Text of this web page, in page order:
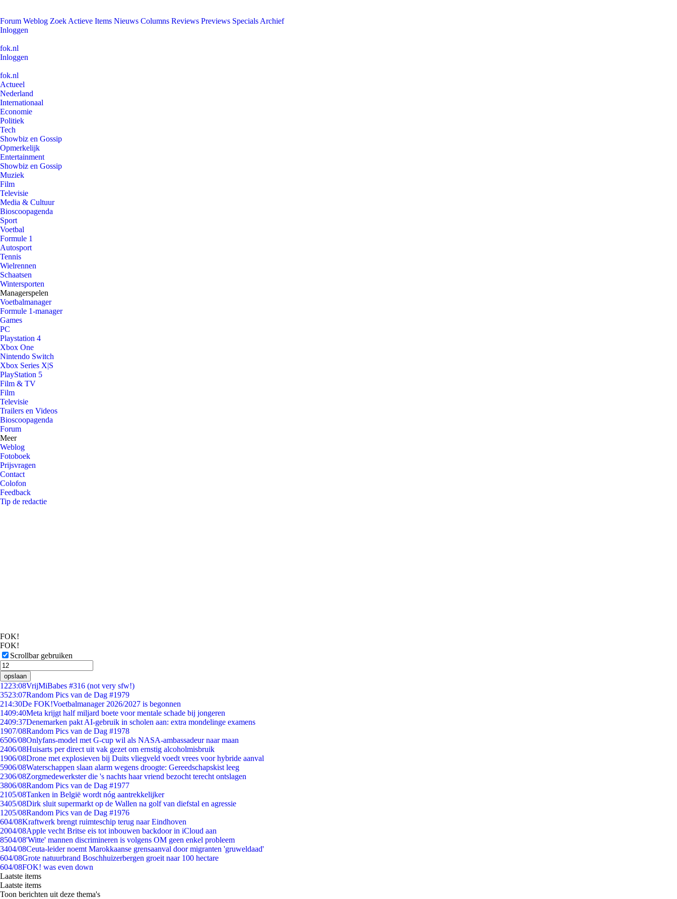
Forum Weblog Zoek Actieve Items Nieuws Columns Reviews Previews Specials Archief
Inloggen
fok.nl
Inloggen
fok.nl
Actueel
Nederland
Internationaal
Economie
Politiek
Tech
Showbiz en Gossip
Opmerkelijk
Entertainment
Showbiz en Gossip
Muziek
Film
Televisie
Media & Cultuur
Bioscoopagenda
Sport
Voetbal
Formule 1
Autosport
Tennis
Wielrennen
Schaatsen
Wintersporten
Managerspelen
Voetbalmanager
Formule 1-manager
Games
PC
Playstation 4
Xbox One
Nintendo Switch
Xbox Series X|S
PlayStation 5
Film & TV
Film
Televisie
Trailers en Videos
Bioscoopagenda
Forum
Meer
Weblog
Fotoboek
Prijsvragen
Contact
Colofon
Feedback
Tip de redactie
FOK!
FOK!
Scrollbar gebruiken
opslaan
1223:08VrijMiBabes #316 (not very sfw!)
3523:07Random Pics van de Dag #1979
214:30De FOK!Voetbalmanager 2026/2027 is begonnen
1409:40Meta krijgt half miljard boete voor mentale schade bij jongeren
2409:37Denemarken pakt AI-gebruik in scholen aan: extra mondelinge examens
1907/08Random Pics van de Dag #1978
6506/08Onlyfans-model met G-cup wil als NASA-ambassadeur naar maan
2406/08Huisarts per direct uit vak gezet om ernstig alcoholmisbruik
1906/08Drone met explosieven bij Duits vliegveld voedt vrees voor hybride aanval
5906/08Waterschappen slaan alarm wegens droogte: Gereedschapskist leeg
2306/08Zorgmedewerkster die 's nachts haar vriend bezocht terecht ontslagen
3806/08Random Pics van de Dag #1977
2105/08Tanken in België wordt nóg aantrekkelijker
3405/08Dirk sluit supermarkt op de Wallen na golf van diefstal en agressie
1205/08Random Pics van de Dag #1976
604/08Kraftwerk brengt ruimteschip terug naar Eindhoven
2004/08Apple vecht Britse eis tot inbouwen backdoor in iCloud aan
8504/08'Witte' mannen discrimineren is volgens OM geen enkel probleem
3404/08Ceuta-leider noemt Marokkaanse grensaanval door migranten 'gruweldaad'
604/08Grote natuurbrand Boschhuizerbergen groeit naar 100 hectare
604/08FOK! was even down
Laatste items
Laatste items
Toon berichten uit deze thema's